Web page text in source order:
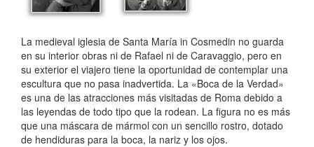
La medieval iglesia de Santa María in Cosmedin no guarda
en su interior obras ni de Rafael ni de Caravaggio, pero en
su exterior el viajero tiene la oportunidad de contemplar una
escultura que no pasa inadvertida. La «Boca de la Verdad»
es una de las atracciones más visitadas de Roma debido a
las leyendas de todo tipo que la rodean. La figura no es más
que una máscara de mármol con un sencillo rostro, dotado
de hendiduras para la boca, la nariz y los ojos.